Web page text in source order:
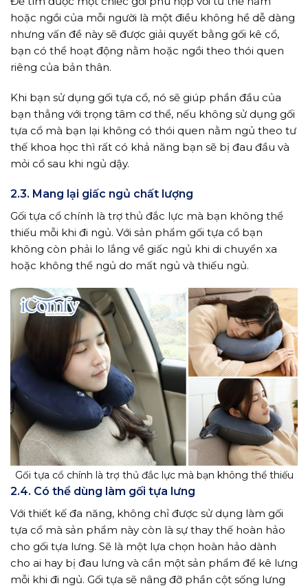
hoặc ngồi của mỗi người là một điều không hề dễ dàng
nhưng vấn đề này sẽ được giải quyết bằng gối kê cổ,
bạn có thể hoạt động nằm hoặc ngồi theo thói quen
riêng của bản thân.
Khi bạn sử dụng gối tựa cổ, nó sẽ giúp phần đầu của
bạn thẳng với trọng tâm cơ thể, nếu không sử dụng gối
tựa cổ mà bạn lại không có thói quen nằm ngủ theo tư
thế khoa học thì rất có khả năng bạn sẽ bị đau đầu và
mỏi cổ sau khi ngủ dậy.
2.3. Mang lại giấc ngủ chất lượng
Gối tựa cổ chính là trợ thủ đắc lực mà bạn không thể
thiếu mỗi khi đi ngủ. Với sản phẩm gối tựa cổ bạn
không còn phải lo lắng về giấc ngủ khi di chuyển xa
hoặc không thể ngủ do mất ngủ và thiếu ngủ.
Gối tựa cổ chính là trợ thủ đắc lực mà bạn không thể thiếu
2.4. Có thể dùng làm gối tựa lưng
Với thiết kế đa năng, không chỉ được sử dụng làm gối
tựa cổ mà sản phẩm này còn là sự thay thế hoàn hảo
cho gối tựa lưng. Sẽ là một lựa chọn hoàn hảo dành
cho ai hay bị đau lưng và cần một sản phẩm để kê lưng
mỗi khi đi ngủ. Gối tựa sẽ nâng đỡ phần cột sống lưng